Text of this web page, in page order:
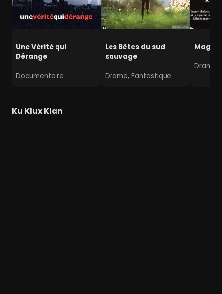
Une Vérité qui
Dérange
Documentaire
Les Bêtes du sud
sauvage
Drame, Fantastique
Drame
Ku Klux Klan